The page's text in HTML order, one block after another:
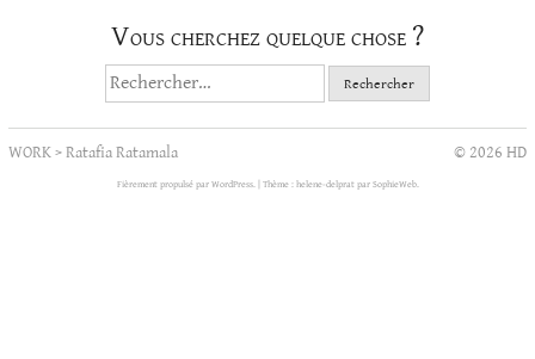
Vous cherchez quelque chose ?
Rechercher :
WORK>Ratafia Ratamala © 2026 HD
Fièrement propulsé par WordPress. Thème : helene-delprat par SophieWeb.